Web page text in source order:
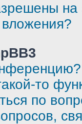
то
по